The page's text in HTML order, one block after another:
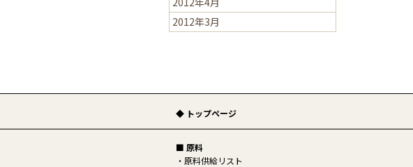
2012年3月
◆ トップページ
■ 原料
原料供給リスト